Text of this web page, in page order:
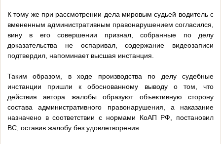
К тому же при рассмотрении дела мировым судьей водитель с
вмененным административным правонарушением согласился,
вину в его совершении признал, собранные по делу
доказательства не оспаривал, содержание видеозаписи
подтвердил, напоминает высшая инстанция.
Таким образом, в ходе производства по делу судебные
инстанции пришли к обоснованному выводу о том, что
действия автора жалобы образуют объективную сторону
состава административного правонарушения, а наказание
назначено в соответствии с нормами КоАП РФ, постановил
ВС, оставив жалобу без удовлетворения.